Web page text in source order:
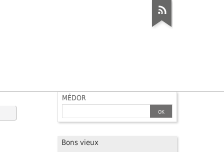
MÉDOR
Bons vieux